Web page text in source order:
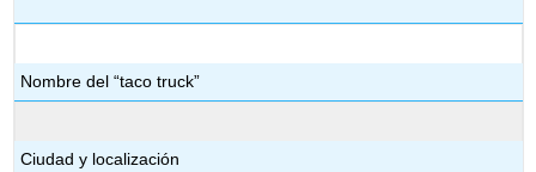
Nombre del “taco truck”
Ciudad y localización